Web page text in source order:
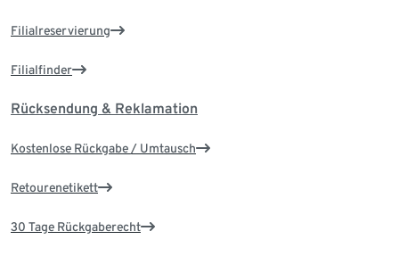
Filialreservierung
Filialfinder
Rücksendung & Reklamation
Kostenlose Rückgabe / Umtausch
Retourenetikett
30 Tage Rückgaberecht